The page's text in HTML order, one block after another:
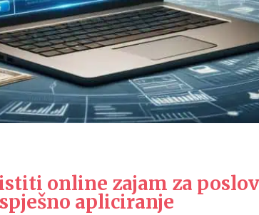
online zajam za
apliciranje